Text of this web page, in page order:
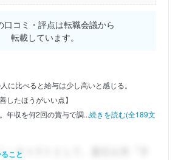
コミ・評点は転職会議から
転載しています。
に比べると給与は少し高いと感じる。
したほうがいい点】
年収を何2回の賞与で調...続きを読む(全189文
こと